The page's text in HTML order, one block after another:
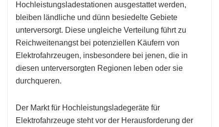
Hochleistungsladestationen ausgestattet werden,
bleiben ländliche und dünn besiedelte Gebiete
unterversorgt. Diese ungleiche Verteilung führt zu
Reichweitenangst bei potenziellen Käufern von
Elektrofahrzeugen, insbesondere bei jenen, die in
diesen unterversorgten Regionen leben oder sie
durchqueren.
Der Markt für Hochleistungsladegeräte für
Elektrofahrzeuge steht vor der Herausforderung der